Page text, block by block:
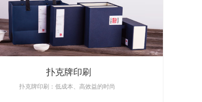
扑克牌印刷
扑克牌印刷：低成本、高效益的时尚